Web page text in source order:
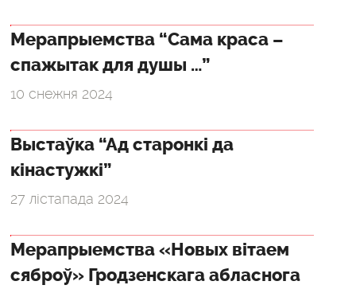
Мерапрыемства “Сама краса –
спажытак для душы …”
10 снежня 2024
Выстаўка “Ад старонкі да
кінастужкі”
27 лістапада 2024
Мерапрыемства «Новых вітаем
сяброў» Гродзенскага абласнога